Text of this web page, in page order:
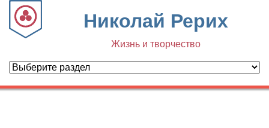
Николай Рерих
Жизнь и творчество